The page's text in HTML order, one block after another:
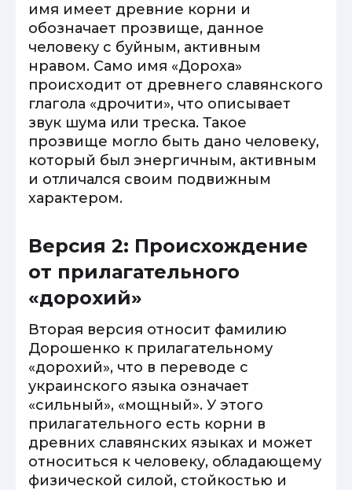
имя имеет древние корни и
обозначает прозвище, данное
человеку с буйным, активным
нравом. Само имя «Дороха»
происходит от древнего славянского
глагола «дрочити», что описывает
звук шума или треска. Такое
прозвище могло быть дано человеку,
который был энергичным, активным
и отличался своим подвижным
характером.
Версия 2: Происхождение
от прилагательного
«дорохий»
Вторая версия относит фамилию
Дорошенко к прилагательному
«дорохий», что в переводе с
украинского языка означает
«сильный», «мощный». У этого
прилагательного есть корни в
древних славянских языках и может
относиться к человеку, обладающему
физической силой, стойкостью и